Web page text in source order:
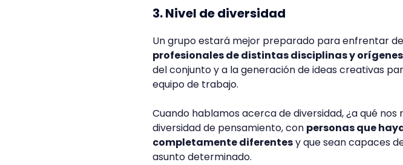
3. Nivel de diversidad
Un grupo estará mejor preparado para enfrentar
profesionales de distintas disciplinas y orígenes
del conjunto y a la generación de ideas creativas
equipo de trabajo.
Cuando hablamos acerca de diversidad, ¿a qué
diversidad de pensamiento, con personas que
completamente diferentesy que sean capaces
asunto determinado.